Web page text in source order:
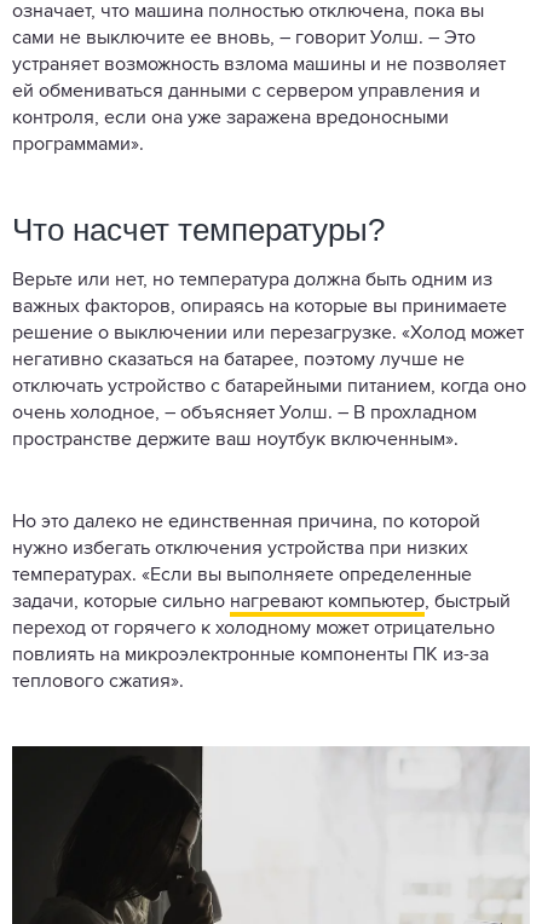
означает, что машина полностью отключена, пока вы
сами не выключите ее вновь, – говорит Уолш. – Это
устраняет возможность взлома машины и не позволяет
ей обмениваться данными с сервером управления и
контроля, если она уже заражена вредоносными
программами».
Что насчет температуры?
Верьте или нет, но температура должна быть одним из
важных факторов, опираясь на которые вы принимаете
решение о выключении или перезагрузке. «Холод может
негативно сказаться на батарее, поэтому лучше не
отключать устройство с батарейными питанием, когда оно
очень холодное, – объясняет Уолш. – В прохладном
пространстве держите ваш ноутбук включенным».
Но это далеко не единственная причина, по которой
нужно избегать отключения устройства при низких
температурах. «Если вы выполняете определенные
задачи, которые сильно нагревают компьютер, быстрый
переход от горячего к холодному может отрицательно
повлиять на микроэлектронные компоненты ПК из-за
теплового сжатия».